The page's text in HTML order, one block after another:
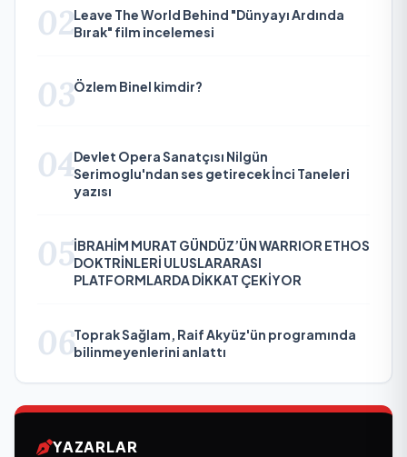
02Leave The World Behind "Dünyayı Ardında
Bırak" film incelemesi
03Özlem Binel kimdir?
04Devlet Opera Sanatçısı Nilgün
Serimoglu'ndan ses getirecek İnci Taneleri
yazısı
05İBRAHİM MURAT GÜNDÜZ’ÜN WARRIOR ETHOS
DOKTRİNLERİ ULUSLARARASI
PLATFORMLARDA DİKKAT ÇEKİYOR
06Toprak Sağlam, Raif Akyüz'ün programında
bilinmeyenlerini anlattı
YAZARLAR